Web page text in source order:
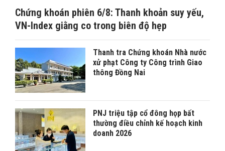
Chứng khoán phiên 6/8: Thanh khoản suy yếu,
VN-Index giằng co trong biên độ hẹp
Thanh tra Chứng khoán Nhà nước
xử phạt Công ty Công trình Giao
thông Đồng Nai
PNJ triệu tập cổ đông họp bất
thường điều chỉnh kế hoạch kinh
doanh 2026